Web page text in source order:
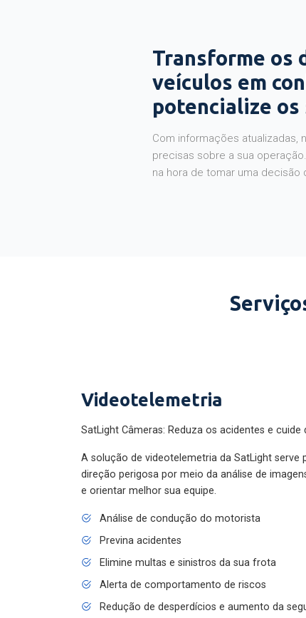
Transforme os
veículos em
potencialize
Com informações atualizadas,
precisas sobre a sua
na hora de tomar uma decisão
Videotelemetria
SatLight Câmeras: Reduza os acidentes e
A solução de videotelemetria da SatLight
direção perigosa por meio da análise de
e orientar melhor sua equipe.
Análise de condução do motorista
Previna acidentes
Elimine multas e sinistros da sua frota
Alerta de comportamento de riscos
Redução de desperdícios e aumento da